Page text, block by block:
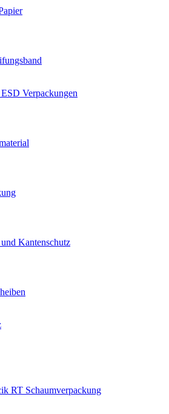
Verpackungen
Kantenschutz
RT Schaumverpackung